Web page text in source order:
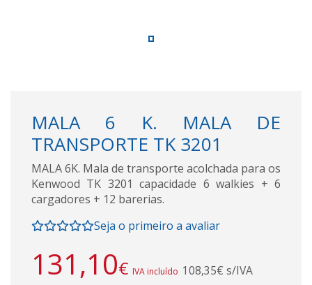
MALA 6 K. MALA DE
TRANSPORTE TK 3201
MALA 6K. Mala de transporte acolchada para os
Kenwood TK 3201 capacidade 6 walkies + 6
cargadores + 12 barerias.
Seja o primeiro a avaliar
131,10€ IVA incluído 108,35€ s/IVA